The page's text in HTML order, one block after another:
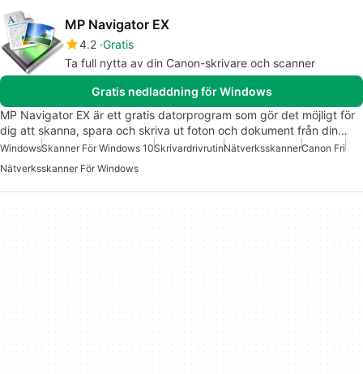
MP Navigator EX
4.2 Gratis
Ta full nytta av din Canon-skrivare och scanner
Gratis nedladdning för Windows
MP Navigator EX är ett gratis datorprogram som gör det möjligt för
dig att skanna, spara och skriva ut foton och dokument från din…
WindowsSkanner För Windows 10SkrivardrivrutinNätverksskannerCanon Fri
Nätverksskanner För Windows